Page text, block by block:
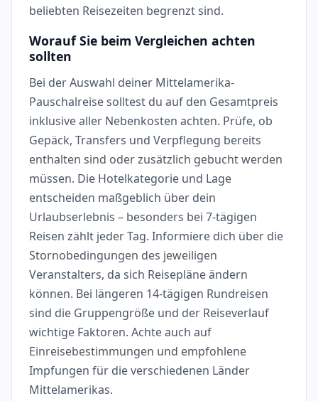
beliebten Reisezeiten begrenzt sind.
Worauf Sie beim Vergleichen achten
sollten
Bei der Auswahl deiner Mittelamerika-
Pauschalreise solltest du auf den Gesamtpreis
inklusive aller Nebenkosten achten. Prüfe, ob
Gepäck, Transfers und Verpflegung bereits
enthalten sind oder zusätzlich gebucht werden
müssen. Die Hotelkategorie und Lage
entscheiden maßgeblich über dein
Urlaubserlebnis – besonders bei 7-tägigen
Reisen zählt jeder Tag. Informiere dich über die
Stornobedingungen des jeweiligen
Veranstalters, da sich Reisepläne ändern
können. Bei längeren 14-tägigen Rundreisen
sind die Gruppengröße und der Reiseverlauf
wichtige Faktoren. Achte auch auf
Einreisebestimmungen und empfohlene
Impfungen für die verschiedenen Länder
Mittelamerikas.